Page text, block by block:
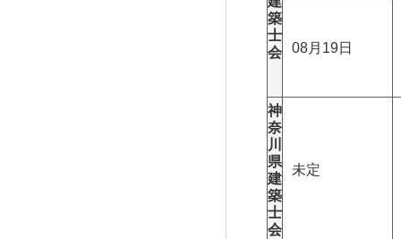
築
士
会
08月19日
神
奈
川
県
建
築
士
会
未定